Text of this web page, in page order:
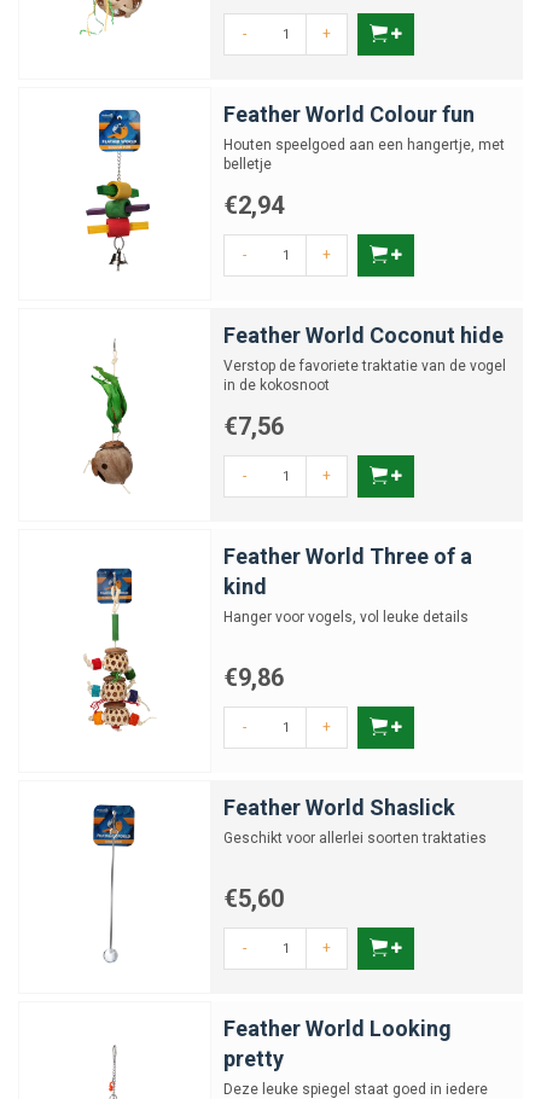
- +
Feather World Colour fun
Houten speelgoed aan een hangertje, met
belletje
€2,94
- +
Feather World Coconut hide
Verstop de favoriete traktatie van de vogel
in de kokosnoot
€7,56
- +
Feather World Three of a
kind
Hanger voor vogels, vol leuke details
€9,86
- +
Feather World Shaslick
Geschikt voor allerlei soorten traktaties
€5,60
- +
Feather World Looking
pretty
Deze leuke spiegel staat goed in iedere